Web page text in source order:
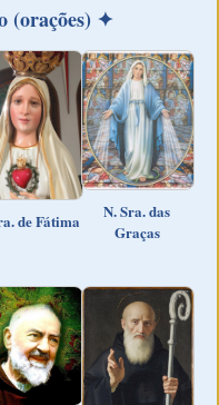
(orações) ✦
de Fátima
N. Sra. das
Graças